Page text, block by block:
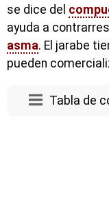
se dice del
ayuda a
asma. El jarabe
pueden
Tabla de